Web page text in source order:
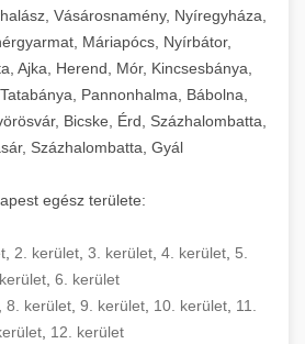
Vásárosnamény, Nyíregyháza,
Máriapócs, Nyírbátor,
Ajka, Herend, Mór, Kincsesbánya,
Pannonhalma, Bábolna,
Bicske, Érd, Százhalombatta,
Százhalombatta, Gyál
egész területe:
2. kerület 3. kerület 4. kerület 5.
kerület 6. kerület
8. kerület, 9. kerület, 10. kerület, 11.
12. kerület